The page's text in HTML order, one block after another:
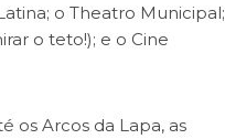
o Theatro Municipal;
o teto!); e o Cine
os Arcos da Lapa, as